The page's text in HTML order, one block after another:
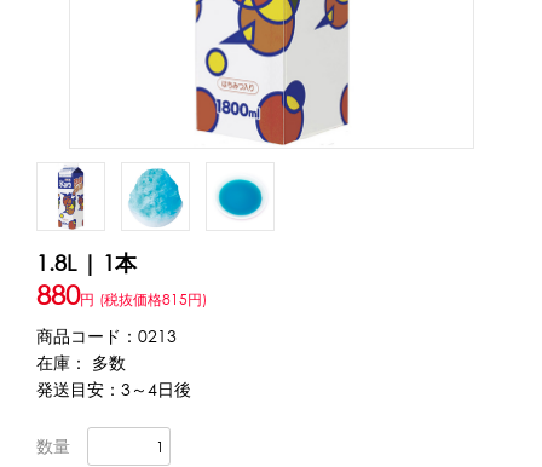
あずき・餡
白玉もち・わらび餅
ソース・クリーム・フィリング等
ピューレ・ペースト
その他のトッピング材料
かき氷機
ブロックアイススライサー
カートリッジシェイバー
オプション
台湾かき氷
フレーバー氷（味つきの氷）
会社概要
特定商取引に関する法律に基づく表記
プライバシーポリシー
利用規約
1.8L | 1本
880円 (税抜価格815円)
商品コード：0213
在庫： 多数
発送目安：3～4日後
数量